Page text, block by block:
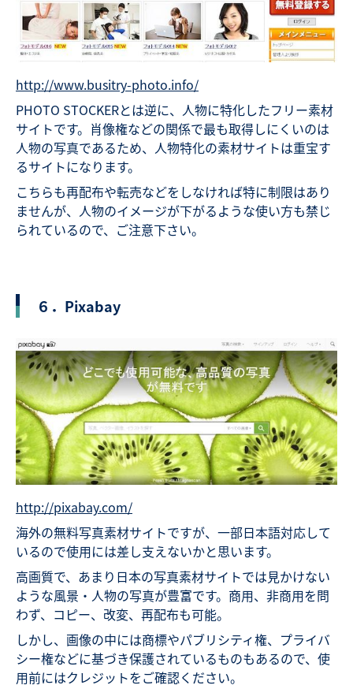
http://www.busitry-photo.info/
PHOTO STOCKERとは逆に、人物に特化したフリー素材
サイトです。肖像権などの関係で最も取得しにくいのは
人物の写真であるため、人物特化の素材サイトは重宝す
るサイトになります。
こちらも再配布や転売などをしなければ特に制限はあり
ませんが、人物のイメージが下がるような使い方も禁じ
られているので、ご注意下さい。
６．Pixabay
http://pixabay.com/
海外の無料写真素材サイトですが、一部日本語対応して
いるので使用には差し支えないかと思います。
高画質で、あまり日本の写真素材サイトでは見かけない
ような風景・人物の写真が豊富です。商用、非商用を問
わず、コピー、改変、再配布も可能。
しかし、画像の中には商標やパブリシティ権、プライバ
シー権などに基づき保護されているものもあるので、使
用前にはクレジットをご確認ください。